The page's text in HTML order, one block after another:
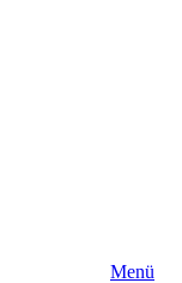
Menü